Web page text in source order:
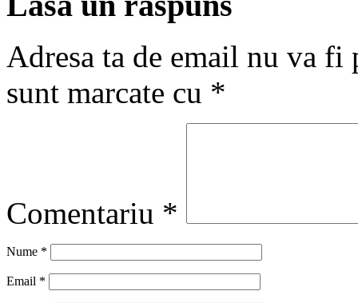
Adresa ta de email nu va fi
sunt marcate cu *
Comentariu *
Nume *
Email *